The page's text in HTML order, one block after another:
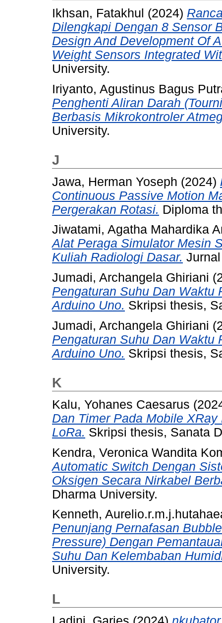
Ikhsan, Fatakhul (2024)
Dilengkapi Dengan 8 Sensor
Design And Development Of
Weight Sensors Integrated
University.
Iriyanto, Agustinus Bagus
Penghenti Aliran Darah
Berbasis Mikrokontroler
University.
J
Jawa, Herman Yoseph (2024)
Continuous Passive Motion
Pergerakan Rotasi. Diploma
Jiwatami, Agatha Mahardika
Alat Peraga Simulator Mesin
Kuliah Radiologi Dasar.
Jumadi, Archangela Ghiriani
Pengaturan Suhu Dan Waktu
Arduino Uno. Skripsi thesis,
Jumadi, Archangela Ghiriani
Pengaturan Suhu Dan Waktu
Arduino Uno. Skripsi thesis,
K
Kalu, Yohanes Caesarus
Dan Timer Pada Mobile
LoRa. Skripsi thesis, Sanata
Kendra, Veronica Wandita
Automatic Switch Dengan
Oksigen Secara Nirkabel
Dharma University.
Kenneth,
Penunjang Pernafasan
Pressure) Dengan
Suhu Dan Kelembaban
University.
L